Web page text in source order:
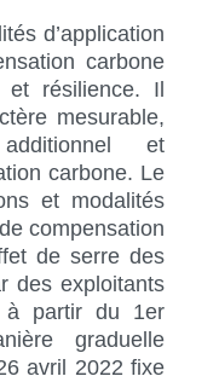
d’application
carbone
résilience. Il
mesurable,
et
carbone. Le
et modalités
compensation
de serre des
des exploitants
à partir du 1er
graduelle
avril 2022 fixe